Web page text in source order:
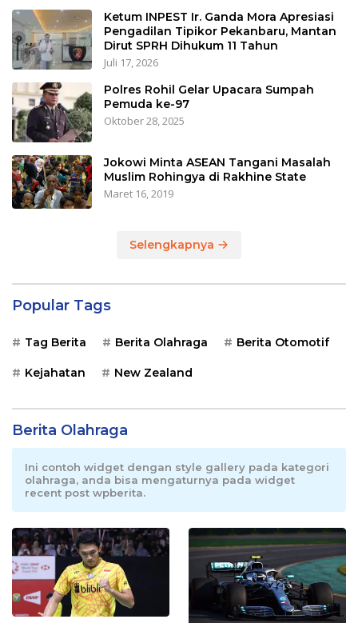
Ketum INPEST Ir. Ganda Mora Apresiasi
Pengadilan Tipikor Pekanbaru, Mantan
Dirut SPRH Dihukum 11 Tahun
Juli 17, 2026
Polres Rohil Gelar Upacara Sumpah
Pemuda ke-97
Oktober 28, 2025
Jokowi Minta ASEAN Tangani Masalah
Muslim Rohingya di Rakhine State
Maret 16, 2019
Selengkapnya
Popular Tags
Tag Berita Berita Olahraga Berita Otomotif
Kejahatan New Zealand
Berita Olahraga
Ini contoh widget dengan style gallery pada kategori
olahraga, anda bisa mengaturnya pada widget
recent post wpberita.